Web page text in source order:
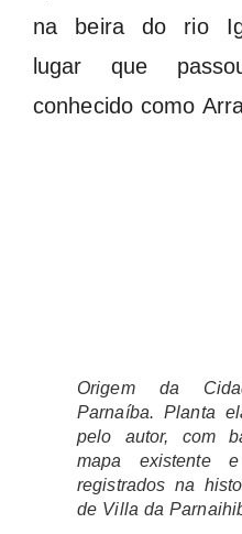
na beira do rio
lugar que
conhecido como
Origem da
Parnaíba. Planta
pelo autor, com
mapa existente
registrados na
de Villa da